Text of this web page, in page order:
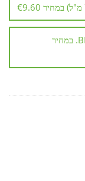
12 צבעי עיפרון של חברת BIC Kids Tropicolors. במחיר